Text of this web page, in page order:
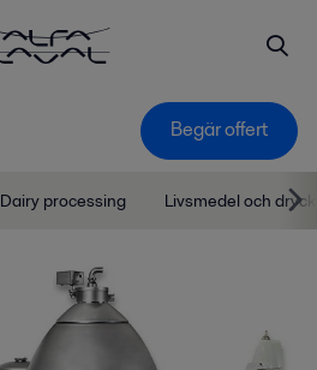
Begär offert
Dairy processing Livsmedel och